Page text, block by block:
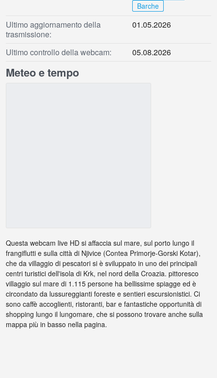
Barche
Ultimo aggiornamento della
trasmissione:
01.05.2026
Ultimo controllo della webcam: 05.08.2026
Meteo e tempo
Questa webcam live HD si affaccia sul mare, sul porto lungo il
frangiflutti e sulla città di Njivice (Contea Primorje-Gorski Kotar),
che da villaggio di pescatori si è sviluppato in uno dei principali
centri turistici dell'isola di Krk, nel nord della Croazia. pittoresco
villaggio sul mare di 1.115 persone ha bellissime spiagge ed è
circondato da lussureggianti foreste e sentieri escursionistici. Ci
sono caffè accoglienti, ristoranti, bar e fantastiche opportunità di
shopping lungo il lungomare, che si possono trovare anche sulla
mappa più in basso nella pagina.